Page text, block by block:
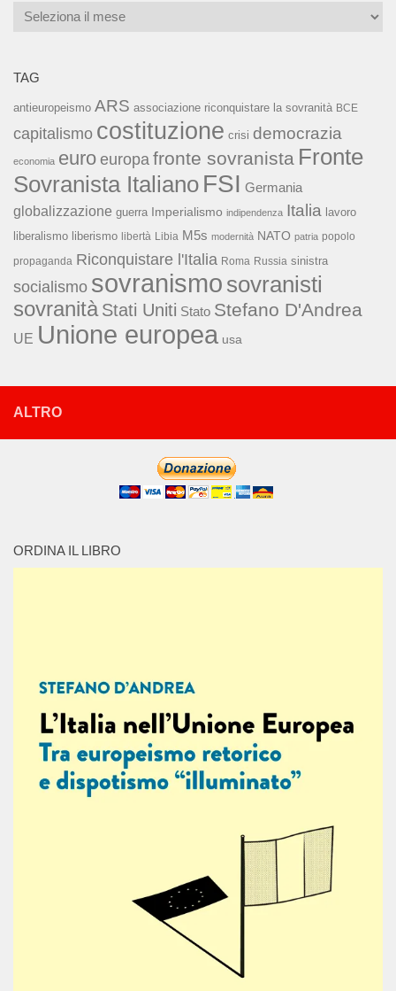
Archivi
TAG
antieuropeismo ARS associazione riconquistare la sovranità BCE
capitalismo costituzione crisi democrazia
economia euro europa fronte sovranista Fronte
Sovranista Italiano FSI Germania
globalizzazione guerra Imperialismo indipendenza Italia lavoro
liberalismo liberismo libertà Libia M5s modernità NATO patria popolo
propaganda Riconquistare l'Italia Roma Russia sinistra
socialismo sovranismo sovranisti
sovranità Stati Uniti Stato Stefano D'Andrea
UE Unione europea usa
ALTRO
ORDINA IL LIBRO